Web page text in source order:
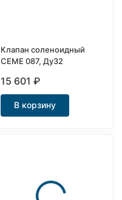
Клапан соленоидный
CEME 087, Ду32
15 601₽
В корзину